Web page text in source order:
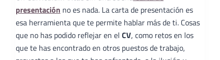
presentación no es nada. La carta de presentación es
esa herramienta que te permite hablar más de ti. Cosas
que no has podido reflejar en el CV, como retos en los
que te has encontrado en otros puestos de trabajo,